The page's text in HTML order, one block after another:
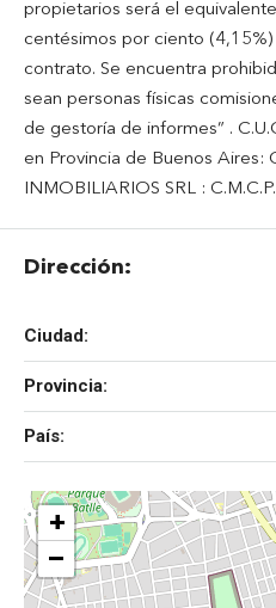
propietarios será el
centésimos por ciento
contrato. Se encuentra
sean personas físicas
de gestoría de informes” .
en Provincia de Buenos Aires:
INMOBILIARIOS SRL :
Dirección:
Ciudad:
Provincia:
País:
+
−